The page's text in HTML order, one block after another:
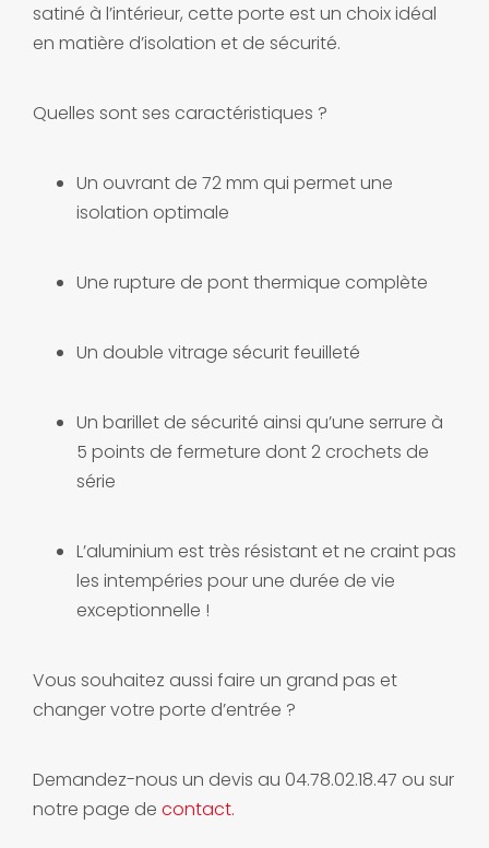
satiné à l’intérieur, cette porte est un choix idéal
en matière d’isolation et de sécurité.
Quelles sont ses caractéristiques ?
Un ouvrant de 72 mm qui permet une
isolation optimale
Une rupture de pont thermique complète
Un double vitrage sécurit feuilleté
Un barillet de sécurité ainsi qu’une serrure à
5 points de fermeture dont 2 crochets de
série
L’aluminium est très résistant et ne craint pas
les intempéries pour une durée de vie
exceptionnelle !
Vous souhaitez aussi faire un grand pas et
changer votre porte d’entrée ?
Demandez-nous un devis au 04.78.02.18.47 ou sur
notre page de contact.